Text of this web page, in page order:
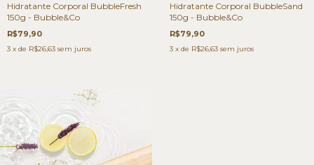
Hidratante Corporal BubbleFresh
150g - Bubble&Co
R$79,90
3 x de R$26,63 sem juros
Hidratante Corporal BubbleSand
150g - Bubble&Co
R$79,90
3 x de R$26,63 sem juros